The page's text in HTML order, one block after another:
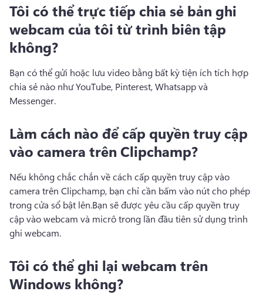
Tôi có thể trực tiếp chia sẻ bản ghi
webcam của tôi từ trình biên tập
không?
Bạn có thể gửi hoặc lưu video bằng bất kỳ tiện ích tích hợp
chia sẻ nào như YouTube, Pinterest, Whatsapp và
Messenger.
Làm cách nào để cấp quyền truy cập
vào camera trên Clipchamp?
Nếu không chắc chắn về cách cấp quyền truy cập vào
camera trên Clipchamp, bạn chỉ cần bấm vào nút cho phép
trong cửa sổ bật lên.Bạn sẽ được yêu cầu cấp quyền truy
cập vào webcam và micrô trong lần đầu tiên sử dụng trình
ghi webcam.
Tôi có thể ghi lại webcam trên
Windows không?